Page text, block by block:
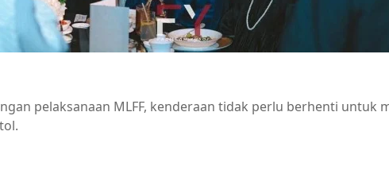
pelaksanaan MLFF, kenderaan tidak perlu berhenti untuk